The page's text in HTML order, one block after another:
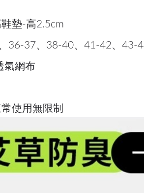
墊-高2.5cm
36-37、38-40、41-42、43-
氣網布
使用無限制